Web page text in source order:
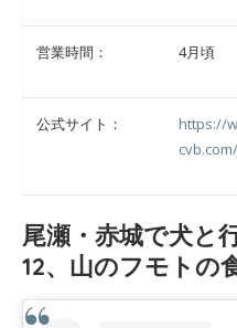
営業時間： 4月頃
公式サイト：
https://
尾瀬・赤城で犬と
12、山のフモトの